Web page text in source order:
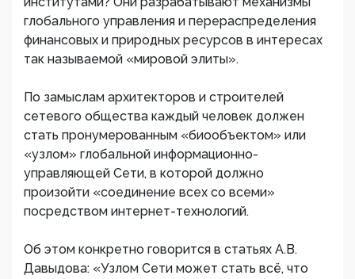
глобального управления и перераспределения
финансовых и природных ресурсов в интересах
так называемой «мировой элиты».
По замыслам архитекторов и строителей
сетевого общества каждый человек должен
стать пронумерованным «биообъектом» или
«узлом» глобальной информационно-
управляющей Сети, в которой должно
произойти «соединение всех со всеми»
посредством интернет-технологий.
Об этом конкретно говорится в статьях А.В.
Давыдова: «Узлом Сети может стать всё, что